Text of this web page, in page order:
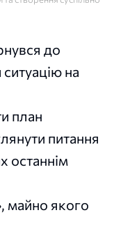
до
на
план
питання
останнім
майно якого